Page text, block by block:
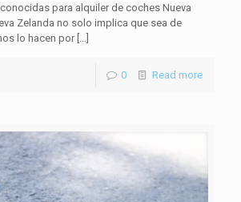
para alquiler de coches Nueva
Zelanda no solo implica que sea de
lo hacen por[…]
0 Read more